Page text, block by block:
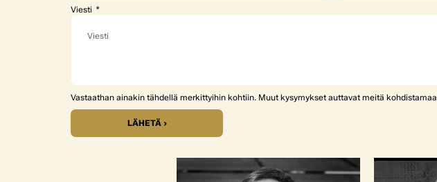
Viesti
Vastaathan ainakin tähdellä merkittyihin kohtiin. Muut kysymykset auttavat meitä
LÄHETÄ ›